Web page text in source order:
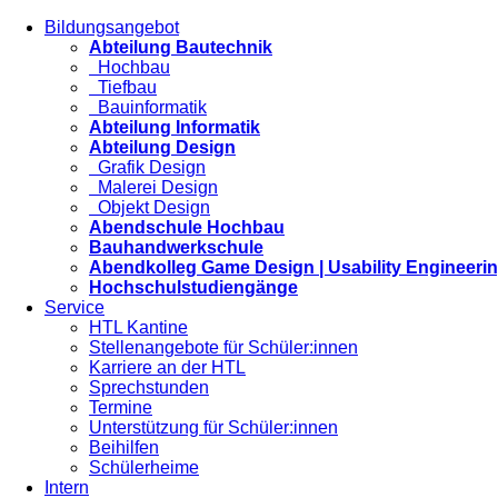
Bildungsangebot
Abteilung Bautechnik
Hochbau
Tiefbau
Bauinformatik
Abteilung Informatik
Abteilung Design
Grafik Design
Malerei Design
Objekt Design
Abendschule Hochbau
Bauhandwerkschule
Abendkolleg Game Design | Usability
Hochschulstudiengänge
Service
HTL Kantine
Stellenangebote für Schüler:innen
Karriere an der HTL
Sprechstunden
Termine
Unterstützung für Schüler:innen
Beihilfen
Schülerheime
Intern